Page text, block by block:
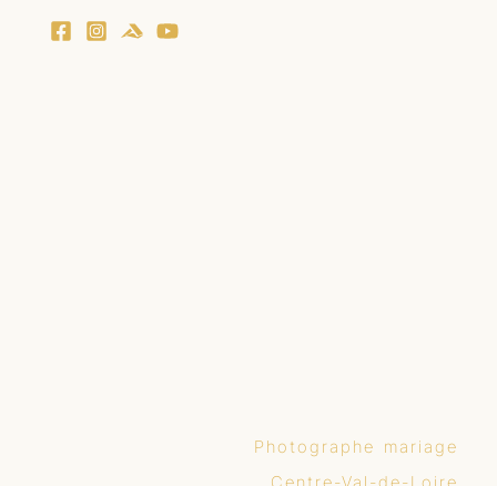
Photographe mariage